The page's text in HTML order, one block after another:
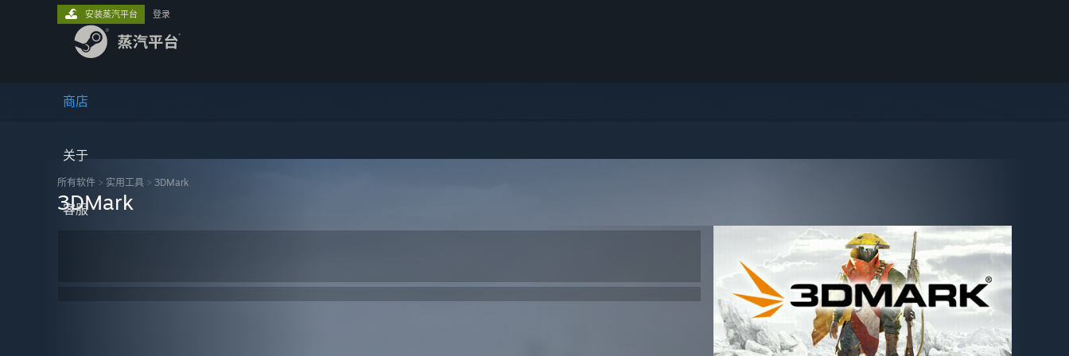
商店
关于
客服
安装蒸汽平台 登录
所有软件 > 实用工具 > 3DMark
3DMark